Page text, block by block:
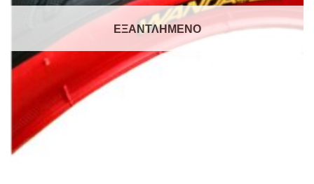
ΕΞΑΝΤΛΗΜΈΝΟ